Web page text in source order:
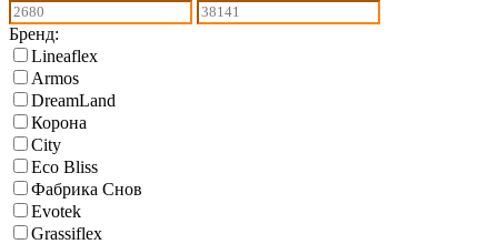
Бренд:
Lineaflex
Armos
DreamLand
Корона
City
Eco Bliss
Фабрика Снов
Еvotek
Grassiflex